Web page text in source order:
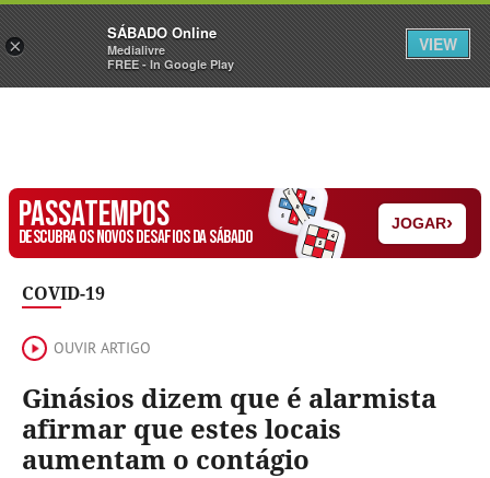
Sábado Assine Iniciar Sessão
PASSATEMPOS
DESCUBRA OS NOVOS DESAFIOS DA SÁBADO
JOGAR›
COVID-19
OUVIR ARTIGO
Ginásios dizem que é alarmista
afirmar que estes locais
aumentam o contágio
×
SÁBADO Online
Medialivre
FREE - In Google Play
VIEW